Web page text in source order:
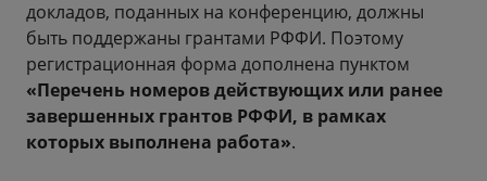
докладов, поданных на конференцию, должны
быть поддержаны грантами РФФИ. Поэтому
регистрационная форма дополнена пунктом
«Перечень номеров действующих или ранее
завершенных грантов РФФИ, в рамках
которых выполнена работа».